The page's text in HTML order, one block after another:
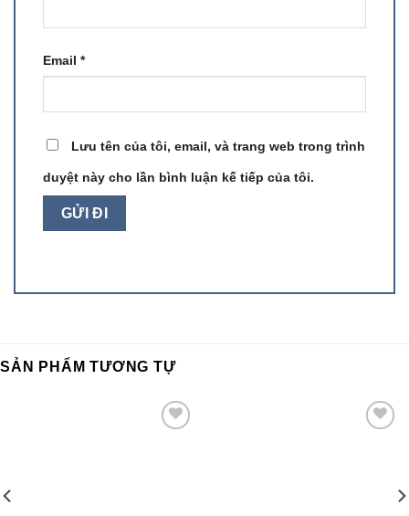
Email *
Lưu tên của tôi, email, và trang web trong trình
duyệt này cho lần bình luận kế tiếp của tôi.
SẢN PHẨM TƯƠNG TỰ